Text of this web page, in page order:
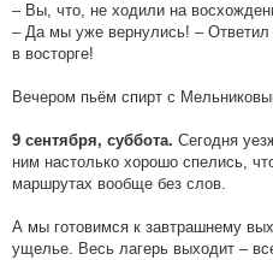
– Вы, что, не ходили на
– Да мы уже вернулись! –
в восторге!
Вечером пьём спирт с
9 сентября, суббота. Сегодня
ним настолько хорошо спелись,
маршрутах вообще без слов.
А мы готовимся к завтрашнему
ущелье. Весь лагерь выходит –